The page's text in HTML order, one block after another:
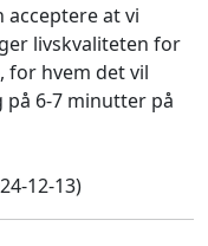
acceptere at vi
livskvaliteten for
for hvem det vil
6-7 minutter på
12-13)